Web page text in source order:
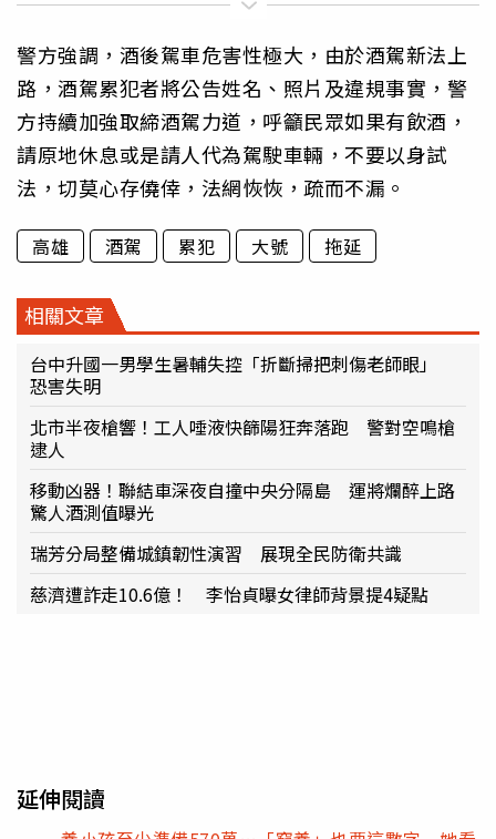
警方強調，酒後駕車危害性極大，由於酒駕新法上
路，酒駕累犯者將公告姓名、照片及違規事實，警
方持續加強取締酒駕力道，呼籲民眾如果有飲酒，
請原地休息或是請人代為駕駛車輛，不要以身試
法，切莫心存僥倖，法網恢恢，疏而不漏。
高雄 酒駕 累犯 大號 拖延
相關文章
台中升國一男學生暑輔失控「折斷掃把刺傷老師眼」
恐害失明
北市半夜槍響！工人唾液快篩陽狂奔落跑 警對空鳴槍
逮人
移動凶器！聯結車深夜自撞中央分隔島 運將爛醉上路
驚人酒測值曝光
瑞芳分局整備城鎮韌性演習 展現全民防衛共識
慈濟遭詐走10.6億！ 李怡貞曝女律師背景提4疑點
延伸閱讀